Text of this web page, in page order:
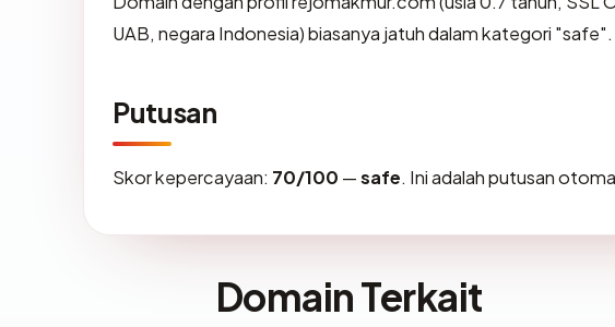
UAB, negara Indonesia) biasanya jatuh dalam kategori "safe".
Putusan
Skor kepercayaan: 70/100 —safe. Ini adalah putusan
Domain Terkait